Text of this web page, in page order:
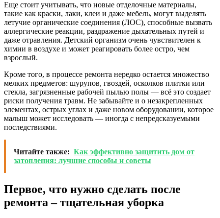
Еще стоит учитывать, что новые отделочные материалы,
такие как краски, лаки, клеи и даже мебель, могут выделять
летучие органические соединения (ЛОС), способные вызвать
аллергические реакции, раздражение дыхательных путей и
даже отравления. Детский организм очень чувствителен к
химии в воздухе и может реагировать более остро, чем
взрослый.
Кроме того, в процессе ремонта нередко остается множество
мелких предметов: шурупов, гвоздей, осколков плитки или
стекла, загрязненные рабочей пылью полы — всё это создает
риски получения травм. Не забывайте и о незакрепленных
элементах, острых углах и даже новом оборудовании, которое
малыш может исследовать — иногда с непредсказуемыми
последствиями.
Читайте также: Как эффективно защитить дом от
затопления: лучшие способы и советы
Первое, что нужно сделать после
ремонта – тщательная уборка